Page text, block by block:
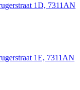
1D, 7311AN
1E, 7311AN